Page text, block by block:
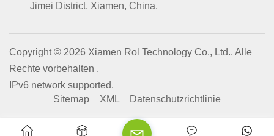
Jimei District, Xiamen, China.
Copyright © 2026 Xiamen Rol Technology Co., Ltd.. Alle
Rechte vorbehalten .
IPv6 network supported.
Sitemap
XML Datenschutzrichtlinie